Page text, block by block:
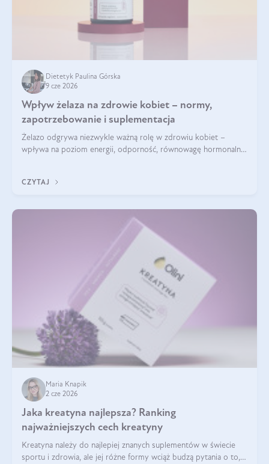
Dietetyk Paulina Górska
9 cze 2026
Wpływ żelaza na zdrowie kobiet – normy,
zapotrzebowanie i suplementacja
Żelazo odgrywa niezwykle ważną rolę w zdrowiu kobiet –
wpływa na poziom energii, odporność, równowagę hormonalną
zawrotów głowy czy problemów z
CZYTAJ
Maria Knapik
2 cze 2026
Jaka kreatyna najlepsza? Ranking
najważniejszych cech kreatyny
Kreatyna należy do najlepiej znanych suplementów w świecie
sportu i zdrowia, ale jej różne formy wciąż budzą pytania o to,